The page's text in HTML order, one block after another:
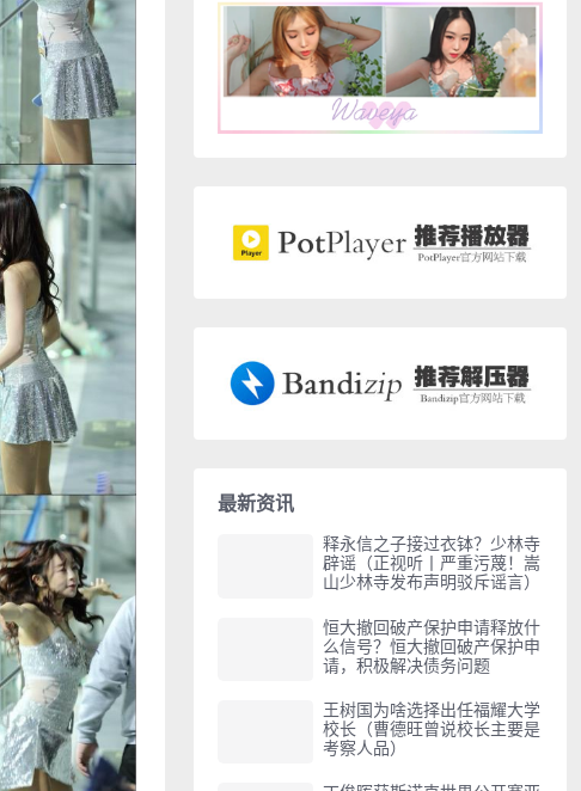
最新资讯
释永信之子接过衣钵？少林寺
辟谣（正视听丨严重污蔑！嵩
山少林寺发布声明驳斥谣言）
恒大撤回破产保护申请释放什
么信号？恒大撤回破产保护申
请，积极解决债务问题
王树国为啥选择出任福耀大学
校长（曹德旺曾说校长主要是
考察人品）